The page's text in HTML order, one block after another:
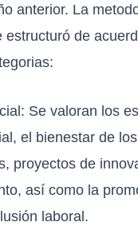
anterior. La
estructuró de
Se valoran los
el bienestar de los
proyectos de
así como la
laboral.